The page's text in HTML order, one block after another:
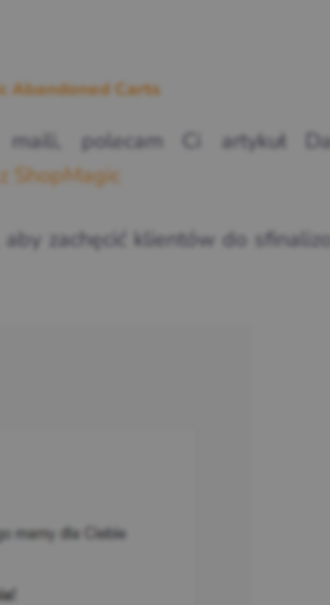
Abandoned Carts
polecam Ci artykuł
ShopMagic
zachęcić klientów do